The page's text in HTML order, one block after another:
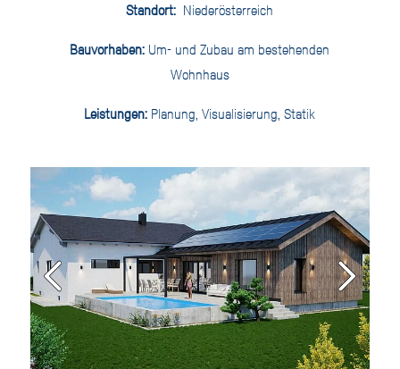
Standort: Niederösterreich
Bauvorhaben: Um- und Zubau am bestehenden
Wohnhaus
Leistungen: Planung, Visualisierung, Statik